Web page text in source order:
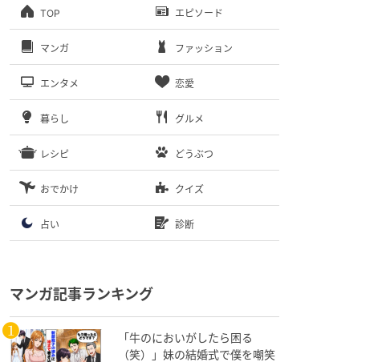
TOP エピソード
マンガ ファッション
エンタメ 恋愛
暮らし グルメ
レシピ どうぶつ
おでかけ クイズ
占い 診断
マンガ記事ランキング
「牛のにおいがしたら困る
（笑）」妹の結婚式で僕を嘲笑